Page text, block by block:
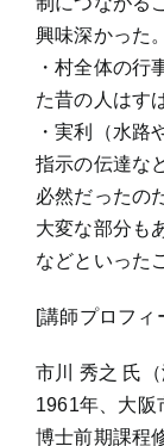
興味深かった。
・村全体の行
た昔の人はす
・実利（水路
指示の伝達な
必然だったの
大変な部分も
などといった
[講師プロフィ
市川 秀之 氏
1961年、大阪
博士前期課程